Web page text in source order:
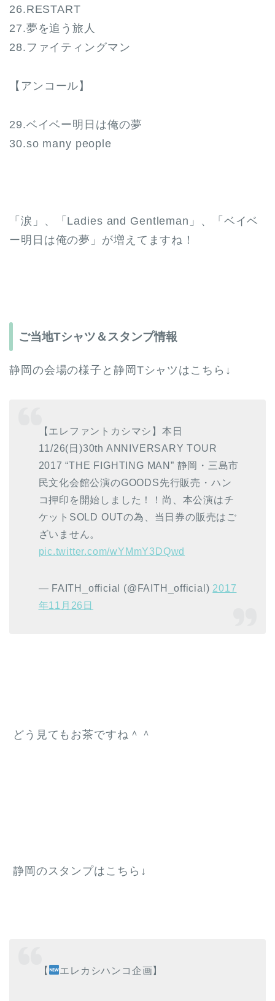
26.RESTART
27.夢を追う旅人
28.ファイティングマン
【アンコール】
29.ベイベー明日は俺の夢
30.so many people
「涙」、「Ladies and Gentleman」、「ベイベ
ー明日は俺の夢」が増えてますね！
ご当地Tシャツ＆スタンプ情報
静岡の会場の様子と静岡Tシャツはこちら↓
【エレファントカシマシ】本日
11/26(日)30th ANNIVERSARY TOUR
2017 “THE FIGHTING MAN” 静岡・三島市
民文化会館公演のGOODS先行販売・ハン
コ押印を開始しました！！尚、本公演はチ
ケットSOLD OUTの為、当日券の販売はご
ざいません。
pic.twitter.com/wYMmY3DQwd
— FAITH_official (@FAITH_official) 2017
年11月26日
どう見てもお茶ですね＾＾
静岡のスタンプはこちら↓
【 エレカシハンコ企画】